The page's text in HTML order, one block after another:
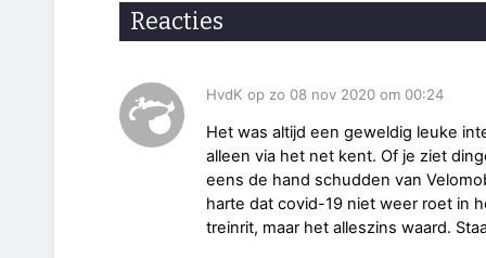
Reacties
HvdK op zo 08 nov 2020 om 00:24
Het was altijd een geweldig leuke
alleen via het net kent. Of je ziet
eens de hand schudden van
harte dat covid-19 niet weer roet in
treinrit, maar het alleszins waard.